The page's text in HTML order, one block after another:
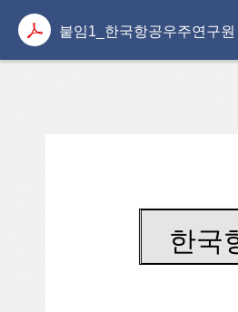
붙임1_한국항공우주연구
한국